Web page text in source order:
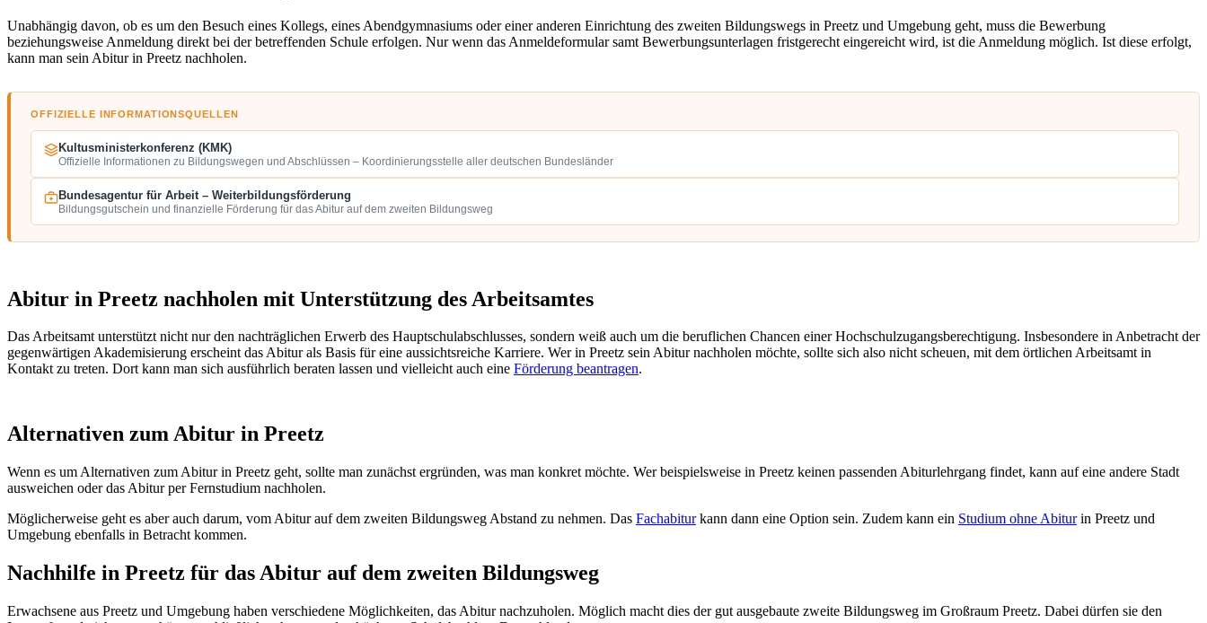
Unabhängig davon, ob es um den Besuch eines Kollegs, eines Abendgymnasiums oder einer anderen Einrichtung des zweiten Bildungswegs in Preetz und Umgebung geht, muss die Bewerbung
beziehungsweise Anmeldung direkt bei der betreffenden Schule erfolgen. Nur wenn das Anmeldeformular samt Bewerbungsunterlagen fristgerecht eingereicht wird, ist die Anmeldung möglich. Ist diese erfolgt,
kann man sein Abitur in Preetz nachholen.
OFFIZIELLE INFORMATIONSQUELLEN
Kultusministerkonferenz (KMK)
Offizielle Informationen zu Bildungswegen und Abschlüssen – Koordinierungsstelle aller deutschen Bundesländer
Bundesagentur für Arbeit – Weiterbildungsförderung
Bildungsgutschein und finanzielle Förderung für das Abitur auf dem zweiten Bildungsweg
Abitur in Preetz nachholen mit Unterstützung des Arbeitsamtes
Das Arbeitsamt unterstützt nicht nur den nachträglichen Erwerb des Hauptschulabschlusses, sondern weiß auch um die beruflichen Chancen einer Hochschulzugangsberechtigung. Insbesondere in Anbetracht der
gegenwärtigen Akademisierung erscheint das Abitur als Basis für eine aussichtsreiche Karriere. Wer in Preetz sein Abitur nachholen möchte, sollte sich also nicht scheuen, mit dem örtlichen Arbeitsamt in
Kontakt zu treten. Dort kann man sich ausführlich beraten lassen und vielleicht auch eine Förderung beantragen.
Alternativen zum Abitur in Preetz
Wenn es um Alternativen zum Abitur in Preetz geht, sollte man zunächst ergründen, was man konkret möchte. Wer beispielsweise in Preetz keinen passenden Abiturlehrgang findet, kann auf eine andere Stadt
ausweichen oder das Abitur per Fernstudium nachholen.
Möglicherweise geht es aber auch darum, vom Abitur auf dem zweiten Bildungsweg Abstand zu nehmen. Das Fachabiturkann dann eine Option sein. Zudem kann ein Studium ohne Abiturin Preetz und
Umgebung ebenfalls in Betracht kommen.
Nachhilfe in Preetz für das Abitur auf dem zweiten Bildungsweg
Erwachsene aus Preetz und Umgebung haben verschiedene Möglichkeiten, das Abitur nachzuholen. Möglich macht dies der gut ausgebaute zweite Bildungsweg im Großraum Preetz. Dabei dürfen sie den